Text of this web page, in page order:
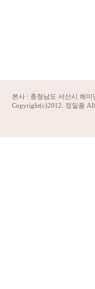
본사 : 충청남도 서산시 해
Copyright(c)2012. 정일품 All